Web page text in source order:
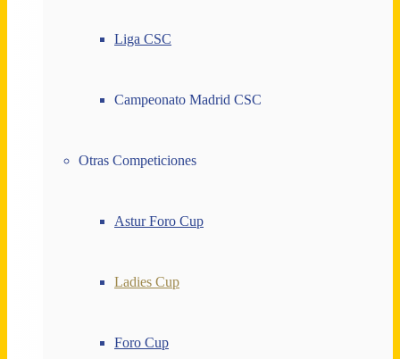
Liga CSC
Campeonato Madrid CSC
Otras Competiciones
Astur Foro Cup
Ladies Cup
Foro Cup